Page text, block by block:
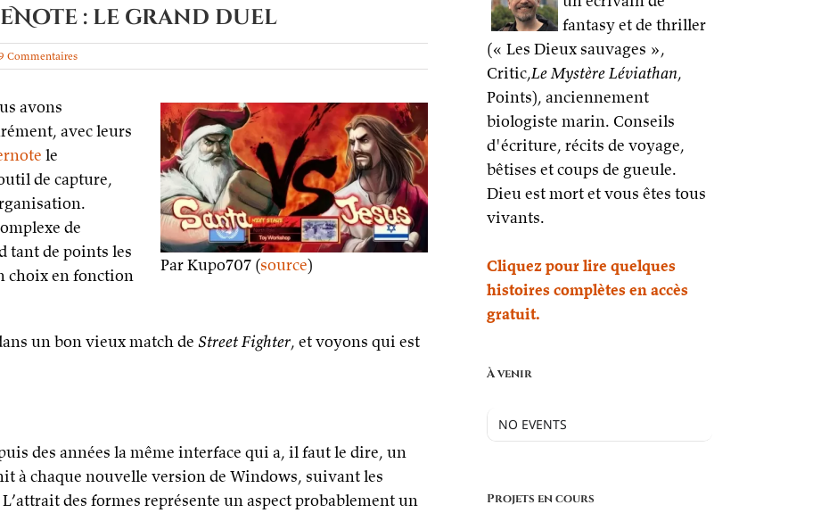
: le grand duel
Commentaires
Par Kupo707 (source)
avons
avec leurs
le
de capture,
de
tant de points les
choix en fonction
un bon vieux match de Street Fighter, et voyons qui est
des années la même interface qui a, il faut le dire, un
à chaque nouvelle version de Windows, suivant les
des formes représente un aspect probablement un
fantasy et de thriller
(« Les Dieux sauvages »,
Critic,Le Mystère Léviathan,
Points), anciennement
biologiste marin. Conseils
d'écriture, récits de voyage,
bêtises et coups de gueule.
Dieu est mort et vous êtes tous
vivants.
Cliquez pour lire quelques
histoires complètes en accès
gratuit.
À venir
NO EVENTS
Projets en cours